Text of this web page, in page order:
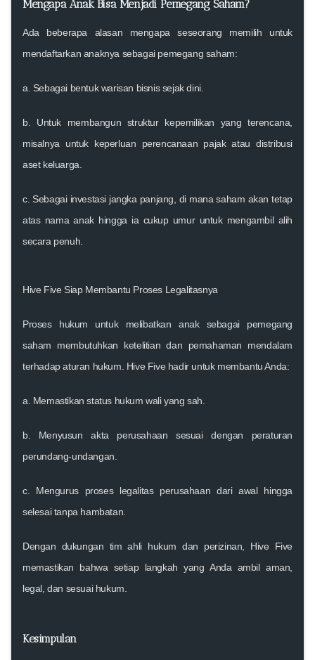
Mengapa Anak Bisa Menjadi Pemegang Saham?
Ada beberapa alasan mengapa seseorang memilih untuk
mendaftarkan anaknya sebagai pemegang saham:
a. Sebagai bentuk warisan bisnis sejak dini.
b. Untuk membangun struktur kepemilikan yang terencana
misalnya untuk keperluan perencanaan pajak atau distribusi
aset keluarga.
c. Sebagai investasi jangka panjang , di mana saham akan tetap
atas nama anak hingga ia cukup umur untuk mengambil alih
secara penuh.
Hive Five Siap Membantu Proses Legalitasnya
Proses hukum untuk melibatkan anak sebagai pemegang
saham membutuhkan ketelitian dan pemahaman mendalam
terhadap aturan hukum. Hive Five hadir untuk membantu Anda:
a. Memastikan status hukum wali yang sah.
b. Menyusun akta perusahaan sesuai dengan peraturan
perundang-undangan.
c. Mengurus proses legalitas perusahaan dari awal hingga
selesai tanpa hambatan.
Dengan dukungan tim ahli hukum dan perizinan, Hive Five
memastikan bahwa setiap langkah yang Anda ambil aman,
legal, dan sesuai hukum
Kesimpulan